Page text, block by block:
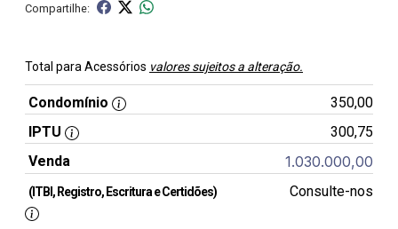
Compartilhe:
Total para Acessórios valores sujeitos a alteração.
Condomínio
350,00
IPTU
300,75
Venda
1.030.000,00
(ITBI, Registro, Escritura e Certidões) Consulte-nos